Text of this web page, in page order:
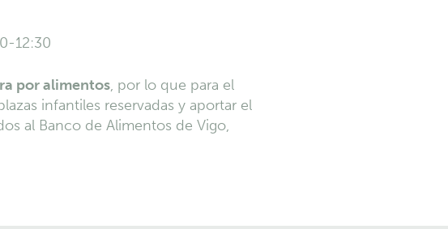
12:30
por alimentos, por lo que para el
infantiles reservadas y aportar el
al Banco de Alimentos de Vigo,